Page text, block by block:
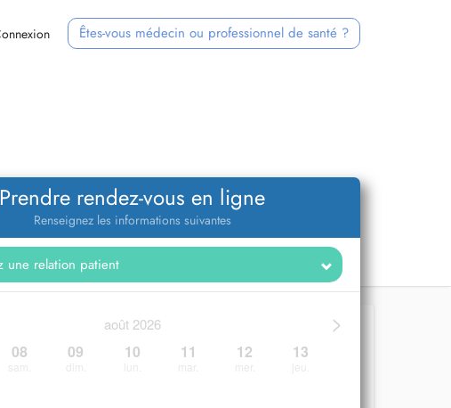
Êtes-vous médecin ou professionnel de santé ?
Prendre rendez-vous en ligne
Renseignez les informations suivantes
>
août 2026
08 09 10 11 12 13